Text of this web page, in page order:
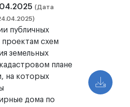
(Дата
публичных
проектам схем
земельных
плане
на которых
дома по